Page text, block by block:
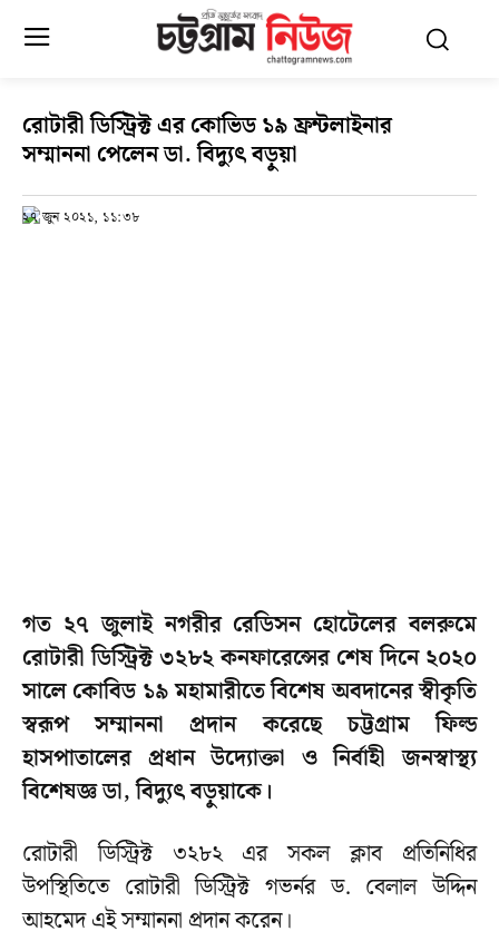
রোটারী ডিস্ট্রিক্ট এর কোভিড ১৯ ফ্রন্টলাইনার
সম্মাননা পেলেন ডা. বিদ্যুৎ বড়ুয়া
২৭ জুন ২০২১, ১১:৩৮
গত ২৭ জুলাই নগরীর রেডিসন হোটেলের বলরুমে
রোটারী ডিস্ট্রিক্ট ৩২৮২ কনফারেন্সের শেষ দিনে ২০২০
সালে কোবিড ১৯ মহামারীতে বিশেষ অবদানের স্বীকৃতি
স্বরূপ সম্মাননা প্রদান করেছে চট্টগ্রাম ফিল্ড
হাসপাতালের প্রধান উদ্যোক্তা ও নির্বাহী জনস্বাস্থ্য
বিশেষজ্ঞ ডা, বিদ্যুৎ বড়ুয়াকে।
রোটারী ডিস্ট্রিক্ট ৩২৮২ এর সকল ক্লাব প্রতিনিধির
উপস্থিতিতে রোটারী ডিস্ট্রিক্ট গভর্নর ড. বেলাল উদ্দিন
আহমেদ এই সম্মাননা প্রদান করেন।